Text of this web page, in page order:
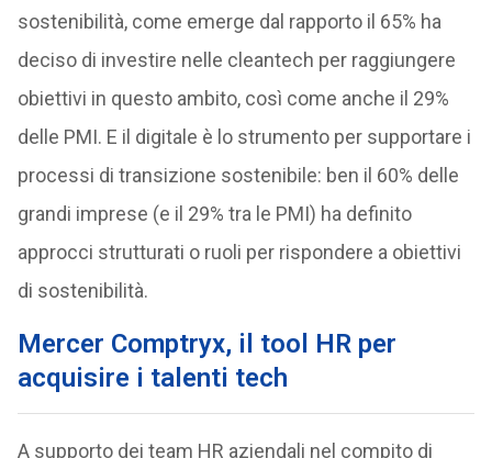
sostenibilità, come emerge dal rapporto il 65% ha
deciso di investire nelle cleantech per raggiungere
obiettivi in questo ambito, così come anche il 29%
delle PMI. E il digitale è lo strumento per supportare i
processi di transizione sostenibile: ben il 60% delle
grandi imprese (e il 29% tra le PMI) ha definito
approcci strutturati o ruoli per rispondere a obiettivi
di sostenibilità.
Mercer Comptryx, il tool HR per
acquisire i talenti tech
A supporto dei team HR aziendali nel compito di